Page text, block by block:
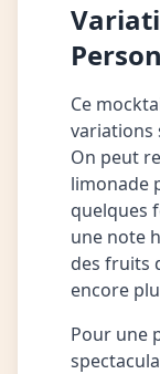
Ce
variations
On peut
limonade
quelques
une note
des fruits
encore
Pour une